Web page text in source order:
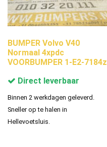
BUMPER Volvo V40
Normaal 4xpdc
VOORBUMPER 1-E2-7184z
Direct leverbaar
Binnen 2 werkdagen geleverd.
Sneller op te halen in
Hellevoetsluis.